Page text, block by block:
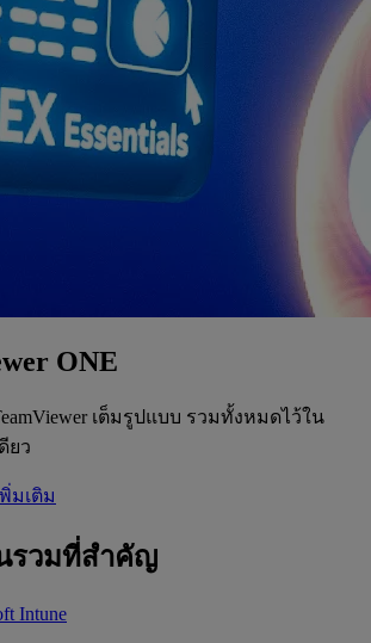
ONE
เต็มรูปแบบ รวมทั้งหมดไว้ใน
ยว
มเติม
รวมที่สำคัญ
Intune